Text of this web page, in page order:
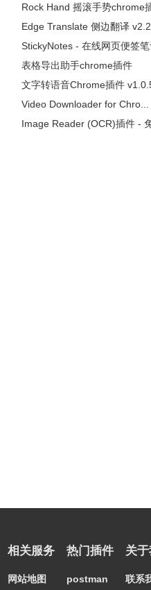
Rock Hand 摇滚手势chrome
Edge Translate 侧边翻译
StickyNotes - 在线网页便签笔
表格导出助手chrome插件
文字转语音Chrome插件
Video Downloader for Chro...
Image Reader (OCR)插件 - 免
相关服务
网站地图
热门插件
postman
关
联系